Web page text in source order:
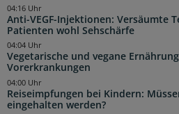
Anti-VEGF-Injektionen: Versäumte
Patienten wohl Sehschärfe
04:16 Uhr
Vegetarische und vegane
Vorerkrankungen
04:04 Uhr
Reiseimpfungen bei Kindern:
eingehalten werden?
04:00 Uhr